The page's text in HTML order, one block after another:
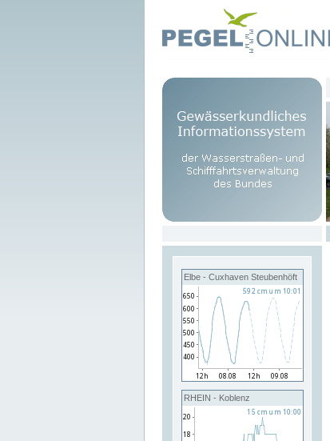
Elbe - Cuxhaven Steubenhöft
RHEIN - Koblenz